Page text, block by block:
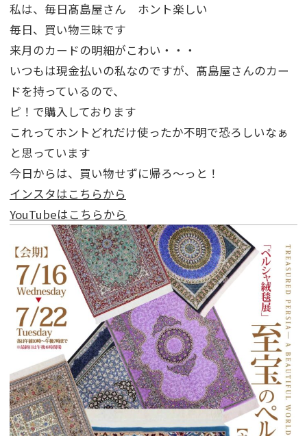
私は、毎日髙島屋さん ホント楽しい
毎日、買い物三昧です
来月のカードの明細がこわい・・・
いつもは現金払いの私なのですが、髙島屋さんのカー
ドを持っているので、
ピ！で購入しております
これってホントどれだけ使ったか不明で恐ろしいなぁ
と思っています
今日からは、買い物せずに帰ろ～っと！
インスタはこちらから
YouTubeはこちらから